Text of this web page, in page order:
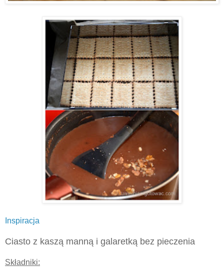
Inspiracja
Ciasto z kaszą manną i galaretką bez pieczenia
Składniki: